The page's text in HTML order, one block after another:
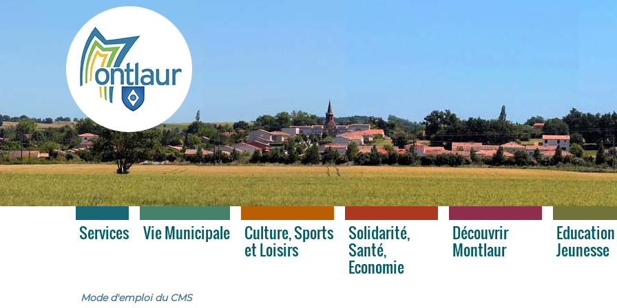
Services Vie Municipale Culture, Sports
et Loisirs
Solidarité,
Santé,
Economie
Découvrir
Montlaur Jeunesse
Mode d'emploi du CMS